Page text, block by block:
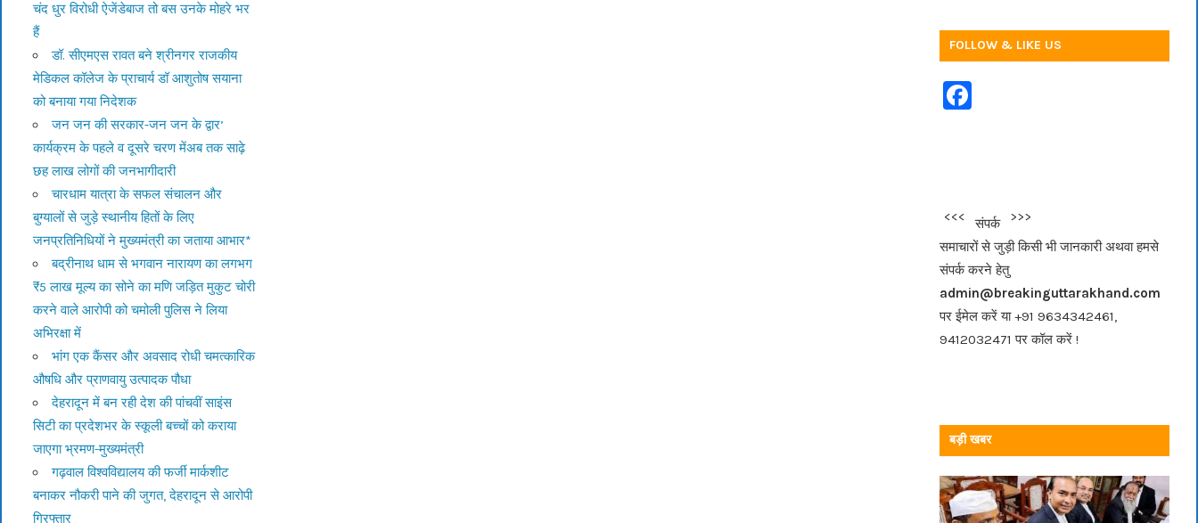
चंद धुर विरोधी ऐजेंडेबाज तो बस उनके मोहरे भर
हैं
डॉ. सीएमएस रावत बने श्रीनगर राजकीय
मेडिकल कॉलेज के प्राचार्य डॉ आशुतोष सयाना
को बनाया गया निदेशक
जन जन की सरकार-जन जन के द्वार’
कार्यक्रम के पहले व दूसरे चरण मेंअब तक साढ़े
छह लाख लोगों की जनभागीदारी
चारधाम यात्रा के सफल संचालन और
बुग्यालों से जुड़े स्थानीय हितों के लिए
जनप्रतिनिधियों ने मुख्यमंत्री का जताया आभार*
बद्रीनाथ धाम से भगवान नारायण का लगभग
₹5 लाख मूल्य का सोने का मणि जड़ित मुकुट चोरी
करने वाले आरोपी को चमोली पुलिस ने लिया
अभिरक्षा में
भांग एक कैंसर और अवसाद रोधी चमत्कारिक
औषधि और प्राणवायु उत्पादक पौधा
देहरादून में बन रही देश की पांचवीं साइंस
सिटी का प्रदेशभर के स्कूली बच्चों को कराया
जाएगा भ्रमण-मुख्यमंत्री
गढ़वाल विश्वविद्यालय की फर्जी मार्कशीट
बनाकर नौकरी पाने की जुगत, देहरादून से आरोपी
गिरफ्तार
FOLLOW & LIKE US
F
b
o
o
k
<<<संपर्क>>>
समाचारों से जुड़ी किसी भी जानकारी अथवा हमसे
संपर्क करने हेतु
admin@breakinguttarakhand.com
पर ईमेल करें या +91 9634342461,
9412032471 पर कॉल करें !
बड़ी खबर